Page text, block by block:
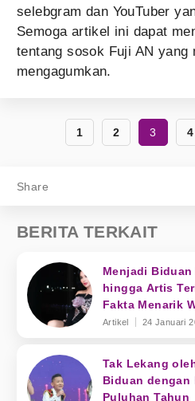
selebgram dan YouTuber
Semoga artikel ini dapat
tentang sosok Fuji AN yang
mengagumkan.
1 2 3 4
Share
BERITA TERKAIT
Menjadi
hingga Artis
Fakta Menarik
Artikel 24 Januari
Tak Lekang
Biduan dengan
Puluhan Tahun